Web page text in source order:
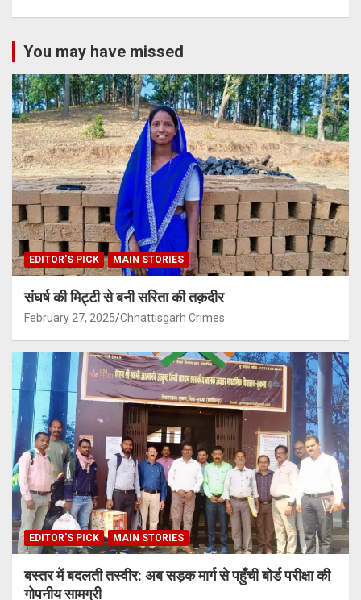
You may have missed
EDITOR'S PICK MAIN STORIES
संघर्ष की मिट्टी से बनी सरिता की तक़दीर
February 27, 2025 Chhattisgarh Crimes
EDITOR'S PICK MAIN STORIES
बस्तर में बदलती तस्वीर: अब सड़क मार्ग से पहुँची बोर्ड परीक्षा की
गोपनीय सामग्री